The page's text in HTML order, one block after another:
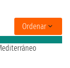
Ordenar